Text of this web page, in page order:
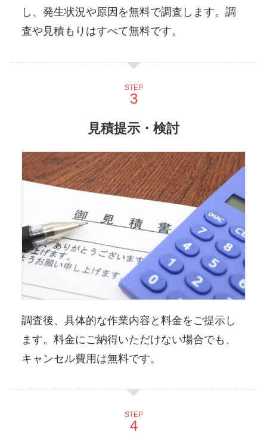
し、発生状況や原因を無料で調査します。調
査や見積もりはすべて無料です。
STEP
見積提示・検討
調査後、具体的な作業内容と料金をご提示し
ます。料金にご納得いただけない場合でも、
キャンセル費用は無料です。
STEP